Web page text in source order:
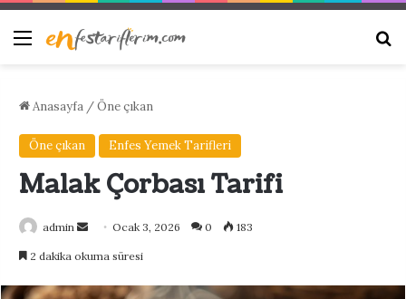
Menü
Anasayfa /Öne çıkan
Öne çıkan Enfes Yemek Tarifleri
Malak Çorbası Tarifi
admin
Bir
göndermek
Ocak 3, 2026 0 183
2 dakika okuma süresi